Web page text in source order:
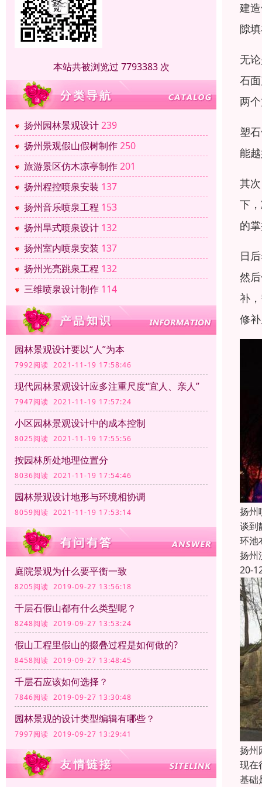
本站共被浏览过 7793383 次
扬州园林景观设计239
扬州景观假山假树制作250
旅游景区仿木凉亭制作201
扬州程控喷泉安装 137
扬州音乐喷泉工程 153
扬州旱式喷泉设计 132
扬州室内喷泉安装 137
扬州光亮跳泉工程 132
三维喷泉设计制作 114
园林景观设计要以“人”为本
7992阅读 2021-11-19 17:58:46
现代园林景观设计应多注重尺度“宜人、亲人”
7947阅读 2021-11-19 17:57:24
小区园林景观设计中的成本控制
8025阅读 2021-11-19 17:55:56
按园林所处地理位置分
8036阅读 2021-11-19 17:54:46
园林景观设计地形与环境相协调
8059阅读 2021-11-19 17:53:14
庭院景观为什么要平衡一致
8205阅读 2019-09-27 13:56:18
千层石假山都有什么类型呢？
8248阅读 2019-09-27 13:53:24
假山工程里假山的掇叠过程是如何做的?
8458阅读 2019-09-27 13:48:45
千层石应该如何选择？
7846阅读 2019-09-27 13:30:48
园林景观的设计类型编辑有哪些？
7997阅读 2019-09-27 13:29:41
建
隙
无
石
两
塑
能
其
下
的
日
然
补
修
扬州
谈到
环池
扬州
20-
扬州
现在
基础